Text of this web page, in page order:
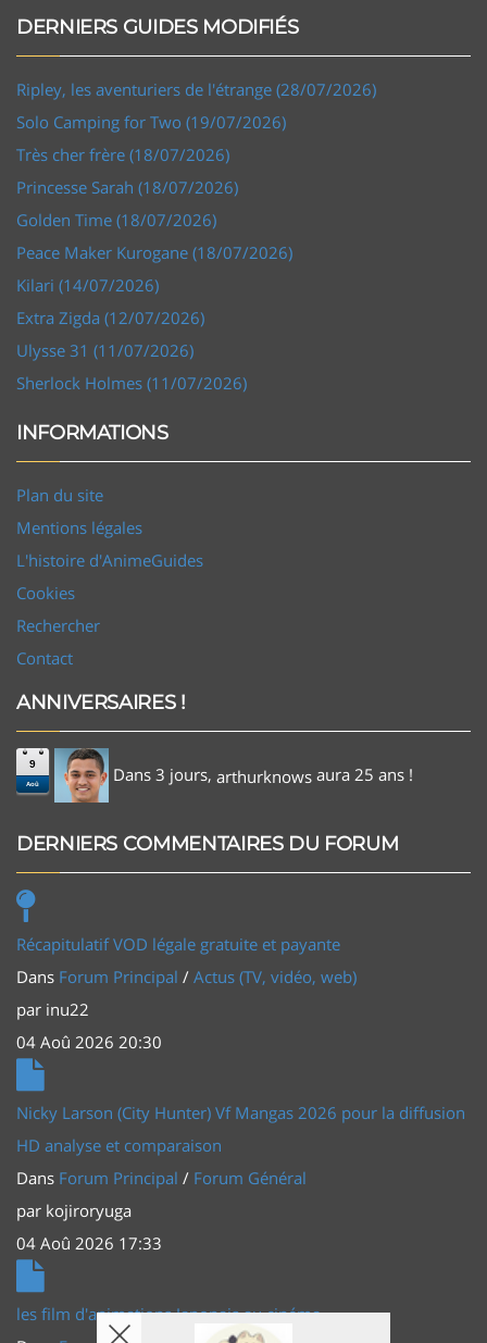
DERNIERS GUIDES MODIFIÉS
Ripley, les aventuriers de l'étrange (28/07/2026)
Solo Camping for Two (19/07/2026)
Très cher frère (18/07/2026)
Princesse Sarah (18/07/2026)
Golden Time (18/07/2026)
Peace Maker Kurogane (18/07/2026)
Kilari (14/07/2026)
Extra Zigda (12/07/2026)
Ulysse 31 (11/07/2026)
Sherlock Holmes (11/07/2026)
INFORMATIONS
Plan du site
Mentions légales
L'histoire d'AnimeGuides
Cookies
Rechercher
Contact
ANNIVERSAIRES !
9
Aoû Dans 3 jours, arthurknows aura 25 ans !
DERNIERS COMMENTAIRES DU FORUM
Récapitulatif VOD légale gratuite et payante
Dans Forum Principal / Actus (TV, vidéo, web)
par inu22
04 Aoû 2026 20:30
Nicky Larson (City Hunter) Vf Mangas 2026 pour la diffusion
HD analyse et comparaison
Dans Forum Principal / Forum Général
par kojiroryuga
04 Aoû 2026 17:33
les film d'animations Japonais au cinéma